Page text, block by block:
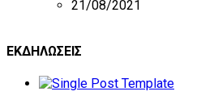
21/08/2021
ΕΚΔΗΛΩΣΕΙΣ